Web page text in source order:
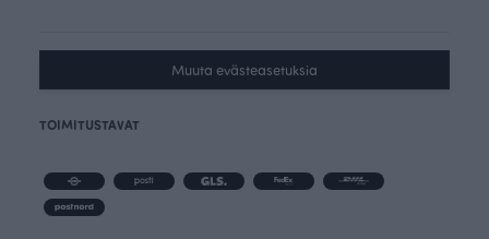
Muuta evästeasetuksia
TOIMITUSTAVAT